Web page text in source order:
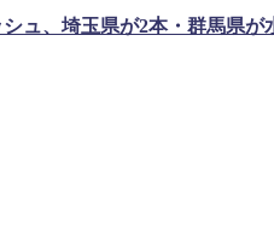
ュ、埼玉県が2本・群馬県が